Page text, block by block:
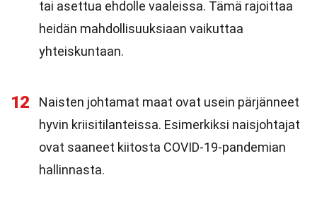
tai asettua ehdolle vaaleissa. Tämä rajoittaa
heidän mahdollisuuksiaan vaikuttaa
yhteiskuntaan.
12
Naisten johtamat maat ovat usein pärjänneet
hyvin kriisitilanteissa. Esimerkiksi naisjohtajat
ovat saaneet kiitosta COVID-19-pandemian
hallinnasta.